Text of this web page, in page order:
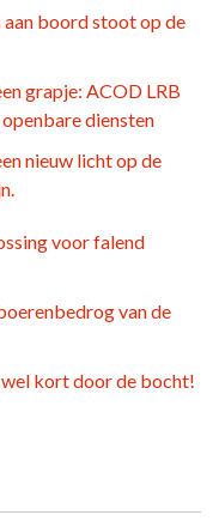
boord stoot op de
grapje: ACOD LRB
diensten
nieuw licht op de
voor falend
van de
kort door de bocht!